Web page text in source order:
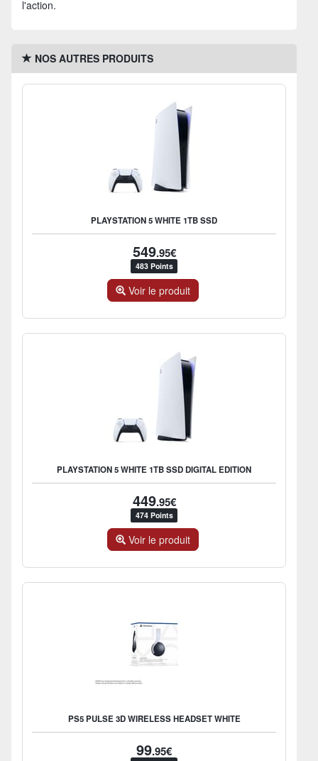
l'action.
NOS AUTRES PRODUITS
PLAYSTATION 5 WHITE 1TB SSD
549.95€
483 Points
Voir le produit
PLAYSTATION 5 WHITE 1TB SSD DIGITAL EDITION
449.95€
474 Points
Voir le produit
PS5 PULSE 3D WIRELESS HEADSET WHITE
99.95€